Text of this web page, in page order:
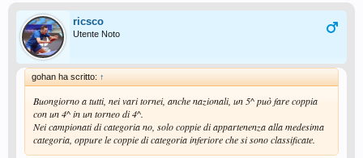
ricsco
Utente Noto
gohan ha scritto: ↑
Buongiorno a tutti, nei vari tornei, anche nazionali, un 5^ può fare coppia
con un 4^ in un torneo di 4^.
Nei campionati di categoria no, solo coppie di appartenenza alla medesima
categoria, oppure le coppie di categoria inferiore che si sono classificate.